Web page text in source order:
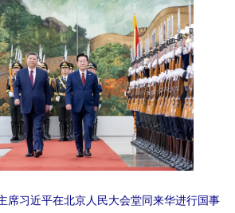
习近平在北京人民大会堂同来华进行国事